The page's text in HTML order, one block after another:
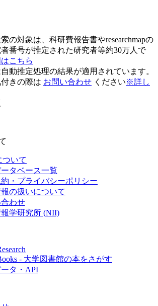
の対象は、科研費報告書やresearchmapの
番号が推定された研究者等約30万人で
こちら
動推定処理の結果が適用されています。
きの際は お問い合わせ ください※詳し
いて
タベース一覧
・プライバシーポリシー
の扱いについて
わせ
学研究所 (NII)
- 大学図書館の本をさがす
ータ・API